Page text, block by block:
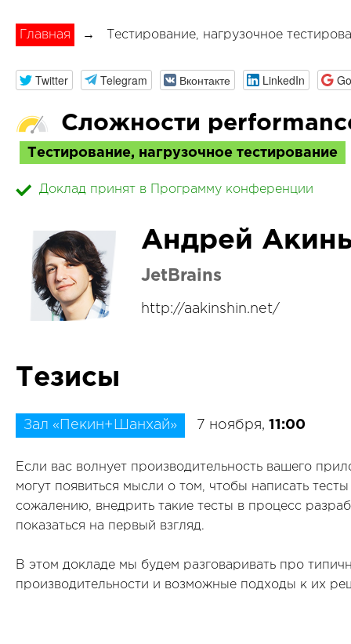
Главная → Тестирование, нагрузочное
Twitter Telegram Вконтакте LinkedIn
Сложности
Тестирование, нагрузочное тестирование
Доклад принят в Программу конференции
Андрей
JetBrains
http://aakinshin.net/
Тезисы
Зал «Пекин+Шанхай» 7 ноября, 11:00
Если вас волнует производительность вашего
могут появиться мысли о том, чтобы написать
сожалению, внедрить такие тесты в процесс
показаться на первый взгляд.
В этом докладе мы будем разговаривать про
производительности и возможные подходы к их